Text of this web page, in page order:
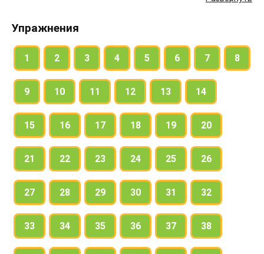
Упражнения
1 2 3 4 5 6 7 8
9 10 11 12 13 14
15 16 17 18 19 20
21 22 23 24 25 26
27 28 29 30 31 32
33 34 35 36 37 38